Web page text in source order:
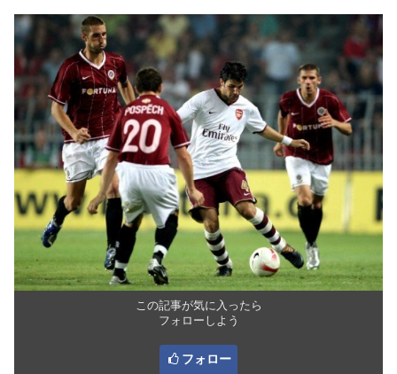
この記事が気に入ったら
フォローしよう
フォロー